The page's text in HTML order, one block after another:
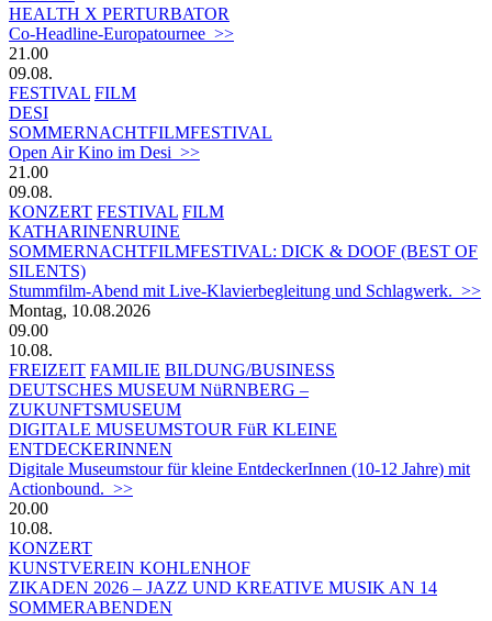
HEALTH X PERTURBATOR
Co-Headline-Europatournee >>
21.00
09.08.
FESTIVAL FILM
DESI
SOMMERNACHTFILMFESTIVAL
Open Air Kino im Desi >>
21.00
09.08.
KONZERT FESTIVAL FILM
KATHARINENRUINE
SOMMERNACHTFILMFESTIVAL: DICK & DOOF (BEST OF
SILENTS)
Stummfilm-Abend mit Live-Klavierbegleitung und Schlagwerk. >>
Montag, 10.08.2026
09.00
10.08.
FREIZEIT FAMILIE BILDUNG/BUSINESS
DEUTSCHES MUSEUM NüRNBERG –
ZUKUNFTSMUSEUM
DIGITALE MUSEUMSTOUR FüR KLEINE
ENTDECKERINNEN
Digitale Museumstour für kleine EntdeckerInnen (10-12 Jahre) mit
Actionbound. >>
20.00
10.08.
KONZERT
KUNSTVEREIN KOHLENHOF
ZIKADEN 2026 – JAZZ UND KREATIVE MUSIK AN 14
SOMMERABENDEN